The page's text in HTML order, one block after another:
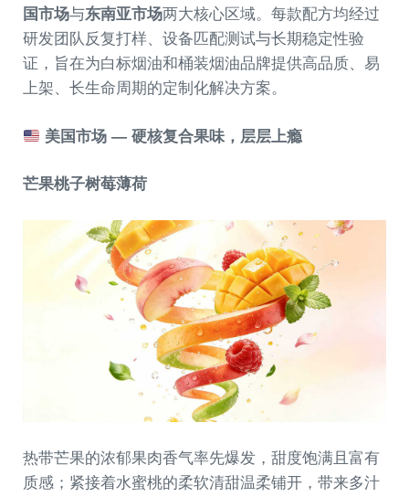
国市场与东南亚市场两大核心区域。每款配方均经过
研发团队反复打样、设备匹配测试与长期稳定性验
证，旨在为白标烟油和桶装烟油品牌提供高品质、易
上架、长生命周期的定制化解决方案。
美国市场 — 硬核复合果味，层层上瘾
芒果桃子树莓薄荷
热带芒果的浓郁果肉香气率先爆发，甜度饱满且富有
质感；紧接着水蜜桃的柔软清甜温柔铺开，带来多汁